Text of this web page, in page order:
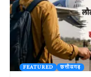
FEATURED छत्तीसगढ़